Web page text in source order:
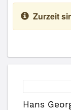
Zurzeit
Hans